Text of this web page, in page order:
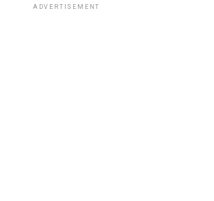
ADVERTISEMENT